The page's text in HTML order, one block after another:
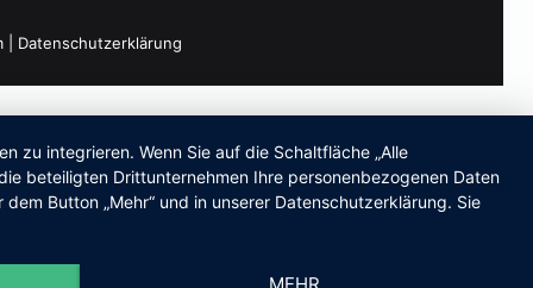
Datenschutzerklärung
zu integrieren. Wenn Sie auf die Schaltfläche „Alle
beteiligten Drittunternehmen Ihre personenbezogenen Daten
Button „Mehr“ und in unserer Datenschutzerklärung. Sie